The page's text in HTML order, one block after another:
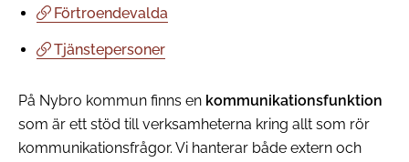
Förtroendevalda
Tjänstepersoner
På Nybro kommun finns en kommunikationsfunktion
som är ett stöd till verksamheterna kring allt som rör
kommunikationsfrågor. Vi hanterar både extern och